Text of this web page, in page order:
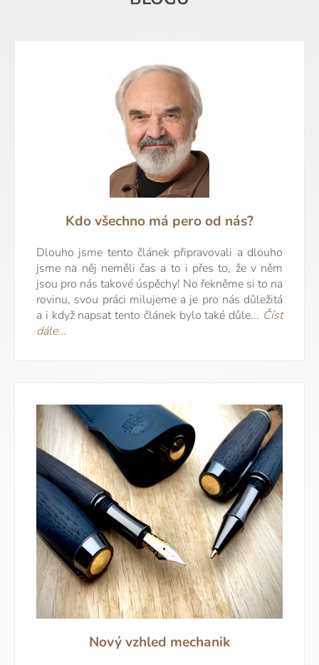
Kdo všechno má pero od nás?
Dlouho jsme tento článek připravovali a dlouho
jsme na něj neměli čas a to i přes to, že v něm
jsou pro nás takové úspěchy! No řekněme si to na
rovinu, svou práci milujeme a je pro nás důležitá
a i když napsat tento článek bylo také důle... Číst
dále...
Nový vzhled mechanik